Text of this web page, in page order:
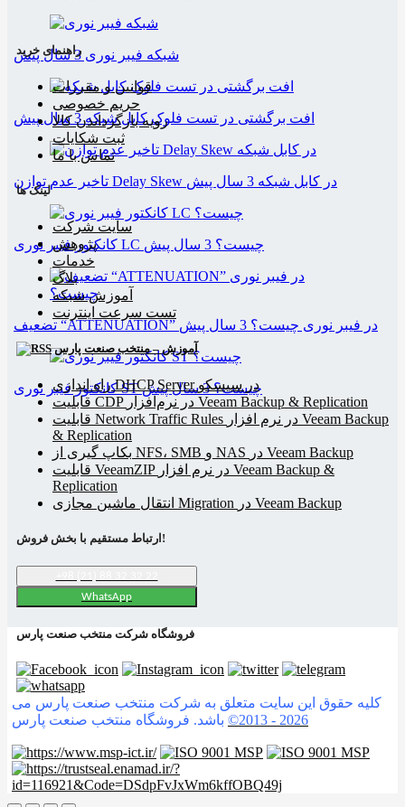
شبکه فیبر نوری 3 سال پیش
افت برگشتی در تست فلوک کابل شبکه3 سال پیش
تاخیر عدم توازن Delay Skew در کابل شبکه 3 سال پیش
کانکتور فیبر نوری LC چیست؟ 3 سال پیش
تضعیف “ATTENUATION” در فیبر نوری چیست؟ 3 سال پیش
کانکتور فیبر نوری ST چیست؟3 سال پیش
راهنمای خرید
قوانین و مقررات
حریم خصوصی
رویه بازگرداندن کالا
ثبت شکایات
تماس با ما
لینک ها
سایت شرکت
پژوهش
خدمات
بلاگ
آموزش شبکه
تست سرعت اینترنت
آموزش – منتخب صنعت پارس
راه اندازی DHCP Server در سیسکو
قابلیت CDP در نرم‌افزار Veeam Backup & Replication
قابلیت Network Traffic Rules در نرم افزار Veeam Backup
& Replication
بکاپ گیری از NFS، SMB و NAS در Veeam Backup
قابلیت VeeamZIP در نرم افزار Veeam Backup &
Replication
انتقال ماشین مجازی Migration در Veeam Backup
ارتباط مستقیم با بخش فروش!
WhatsApp
فروشگاه شرکت منتخب صنعت پارس
کلیه حقوق این سایت متعلق به شرکت منتخب صنعت پارس می
©2013 - 2026